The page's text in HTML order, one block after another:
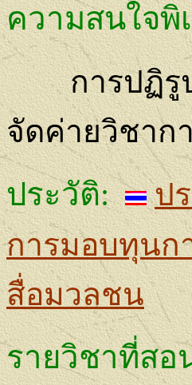
ความสนใจพิ
การปฏิรู
จัดค่ายวิชาก
ประวัติ: ป
การมอบทุนก
สื่อมวลชน
รายวิชาที่สอ